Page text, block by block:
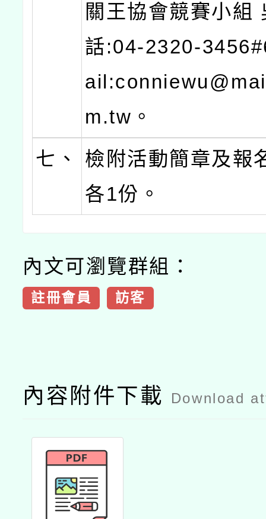
關王協會競賽小組
話:04-2320-
m.tw。
七、
檢附活動簡章及報
各1份。
內文可瀏覽群組：
註冊會員 訪客
內容附件下載 Download